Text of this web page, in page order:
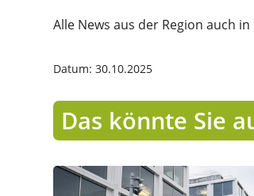
Alle News aus der Region auch
Datum: 30.10.2025
Das könnte Sie